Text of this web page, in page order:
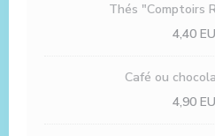
Thés "Comptoirs
4,40
Café ou
4,90